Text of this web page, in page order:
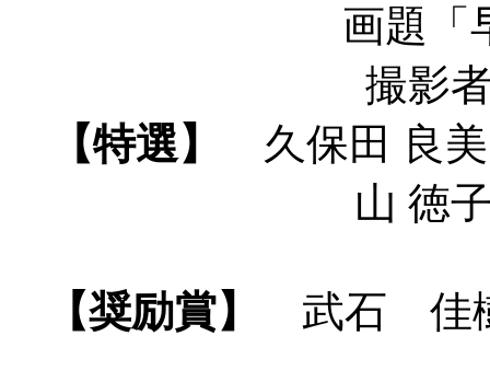
画題「
撮影
【特選】
久保田 良美
山 徳
【奨励賞】 武石 佳